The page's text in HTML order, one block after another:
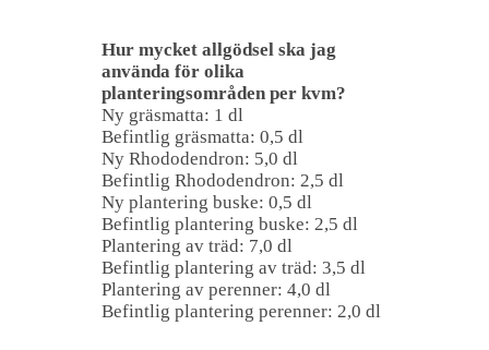
Hur mycket allgödsel ska jag
använda för olika
planteringsområden per kvm?
Ny gräsmatta: 1 dl
Befintlig gräsmatta: 0,5 dl
Ny Rhododendron: 5,0 dl
Befintlig Rhododendron: 2,5 dl
Ny plantering buske: 0,5 dl
Befintlig plantering buske: 2,5 dl
Plantering av träd: 7,0 dl
Befintlig plantering av träd: 3,5 dl
Plantering av perenner: 4,0 dl
Befintlig plantering perenner: 2,0 dl